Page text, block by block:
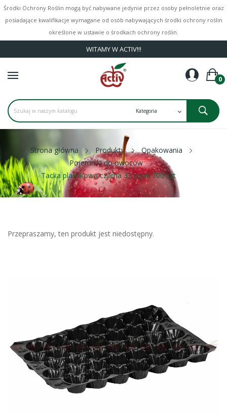
Środki Ochrony Roślin mogą być nabywane jedynie przez osoby pełnoletnie oraz
posiadające kwalifikacje wymagane od osób nabywających środki ochrony roślin
określone w ustawie o środkach ochrony roślin.
WITAMY W ACTIV!!!
0
Strona główna Produkty
Opakowania
Pojemniki do owoców
Tacka plastikowa czarna 32 opak 700 szt
Przepraszamy, ten produkt jest niedostępny.